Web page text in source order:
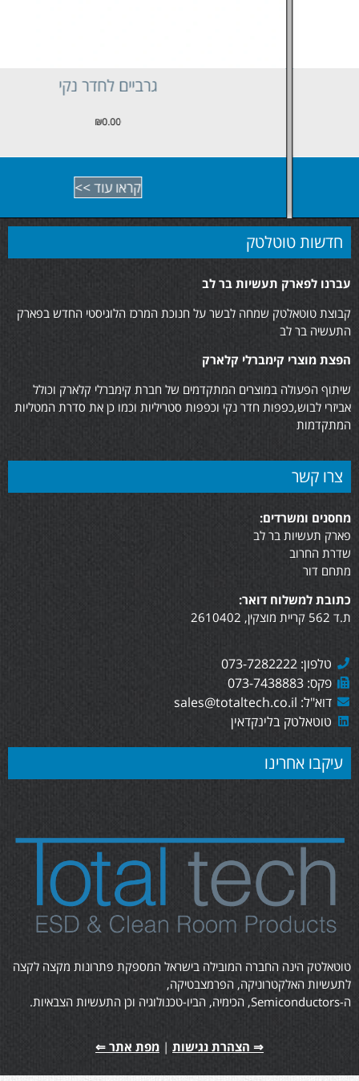
גרביים לחדר נקי
חדשות טוטלטק
עברנו לפארק תעשיות בר לב
קבוצת טוטאלטק שמחה לבשר על חנוכת המרכז הלוגיסטי החדש בפארק
התעשיה בר לב
הפצת מוצרי קימברלי קלארק
שיתוף הפעולה במוצרים המתקדמים של חברת קימברלי קלארק וכולל
אביזרי לבוש,כפפות חדר נקי וכפפות סטריליות וכמו כן את סדרת המטליות
המתקדמות
צרו קשר
מחסנים ומשרדים:
פארק תעשיות בר לב
שדרת החרוב
מתחם דור
כתובת למשלוח דואר:
ת.ד 562 קריית מוצקין, 2610402
טלפון: 073-7282222
פקס: 073-7438883
דוא"ל: sales@totaltech.co.il
טוטאלטק בלינקדאין
עיקבו אחרינו
טוטאלטק הינה החברה המובילה בישראל המספקת פתרונות מקצה לקצה
לתעשיות האלקטרוניקה, הפרמצבטיקה,
ה-Semiconductors, הכימיה, הביו-טכנולוגיה וכן התעשיות הצבאיות.
⇒ הצהרת נגישות | מפת אתר ⇐